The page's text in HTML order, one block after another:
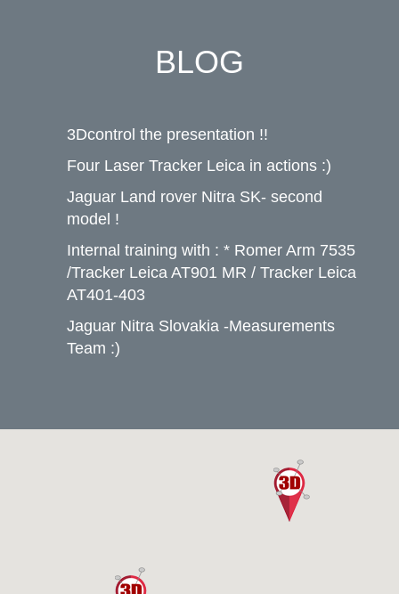
BLOG
3Dcontrol the presentation !!
Four Laser Tracker Leica in actions :)
Jaguar Land rover Nitra SK- second
model !
Internal training with : * Romer Arm 7535
/Tracker Leica AT901 MR / Tracker Leica
AT401-403
Jaguar Nitra Slovakia -Measurements
Team :)